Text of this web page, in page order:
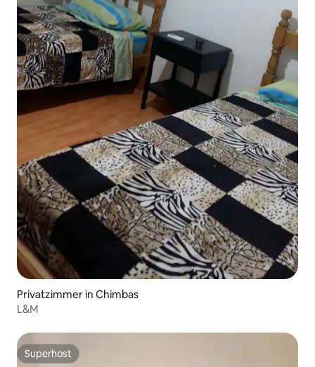
Privatzimmer in Chimbas
L&M
Superhost
Superhost